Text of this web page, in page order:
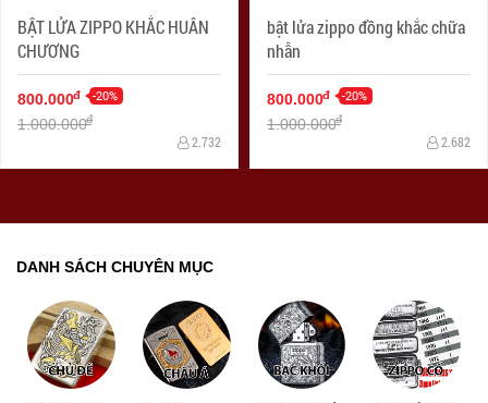
BẬT LỬA ZIPPO KHẮC HUÂN
CHƯƠNG
800.000đ -20%
1.000.000đ
2.732
bật lửa zippo đồng khắc chữa
nhẫn
800.000đ -20%
1.000.000đ
2.682
DANH SÁCH CHUYÊN MỤC